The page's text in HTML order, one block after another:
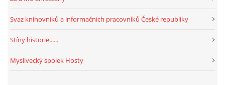
Svaz knihovníků a informačních pracovníků České republiky
Stíny historie......
Myslivecký spolek Hosty